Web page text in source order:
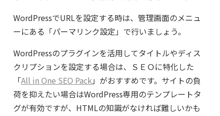
WordPressでURLを設定する時は、管理画面のメニュ
ーにある「パーマリンク設定」で行いましょう。
WordPressのプラグインを活用してタイトルやディス
クリプションを設定する場合は、ＳＥＯに特化した
「All in One SEO Pack」がおすすめです。サイトの負
荷を抑えたい場合はWordPress専用のテンプレートタ
グが有効ですが、HTMLの知識がなければ難しいかも